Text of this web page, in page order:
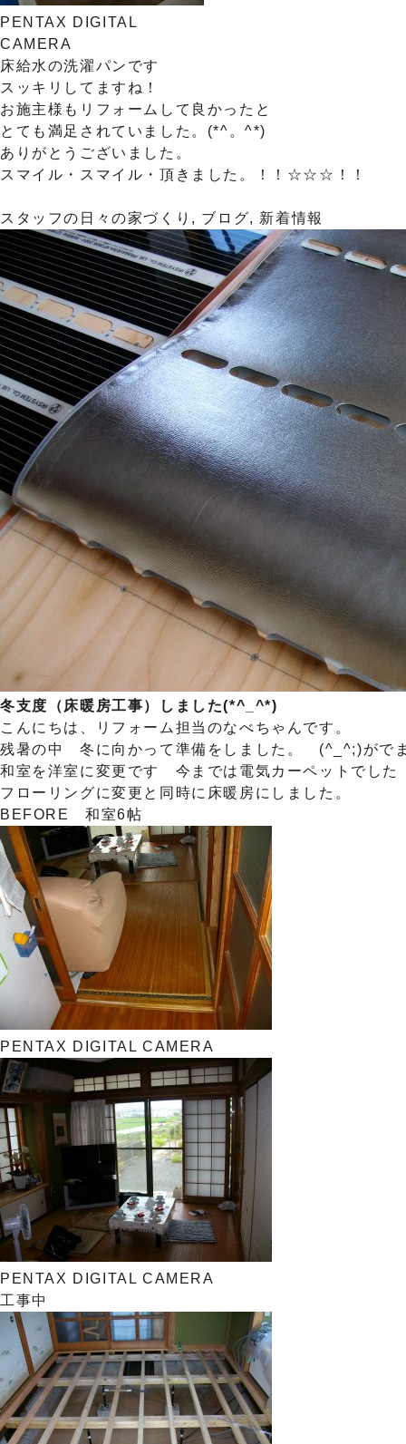
PENTAX DIGITAL
CAMERA
床給水の洗濯パンです
スッキリしてますね！
お施主様もリフォームして良かったと
とても満足されていました。(*^。^*)
ありがとうございました。
スマイル・スマイル・頂きました。！！☆☆☆！！
スタッフの日々の家づくり , ブログ, 新着情報
冬支度（床暖房工事）しました(*^_^*)
こんにちは、リフォーム担当のなべちゃんです。
残暑の中 冬に向かって準備をしました。 (^_^;)がで
和室を洋室に変更です 今までは電気カーペットでした
フローリングに変更と同時に床暖房にしました。
BEFORE 和室6帖
PENTAX DIGITAL CAMERA
PENTAX DIGITAL CAMERA
工事中